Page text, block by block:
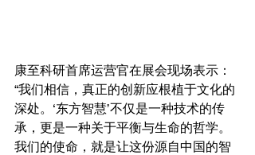
康至科研首席运营官在展会现场表示：
“我们相信，真正的创新应根植于文化的
深处。‘东方智慧’不仅是一种技术的传
承，更是一种关于平衡与生命的哲学。
我们的使命，就是让这份源自中国的智